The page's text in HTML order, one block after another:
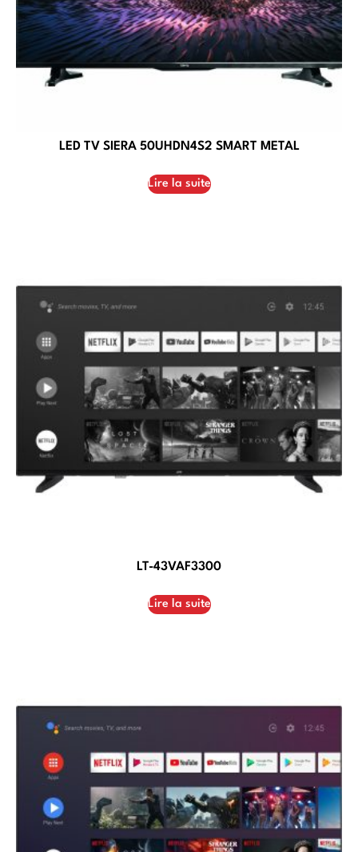
LED TV SIERA 50UHDN4S2 SMART METAL
Lire la suite
LT-43VAF3300
Lire la suite